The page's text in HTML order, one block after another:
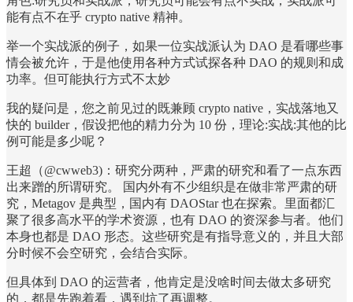
能有点不在乎 crypto native 精神。
举一个实战派的例子，如果一位实战派认为 DAO 是看哪些事
情会被允许，于是他使用各种方式试探各种 DAO 的规则和成
功率。但可能执行方式不太妙
我的疑问是，您之前见过的既兼顾 crypto native，实战落地又
快的 builder，假设把他的精力分为 10 份，理论:实战:其他的比
例可能是多少呢？
王超（@cwweb3)：研究分两种，严肃的研究和看了一点东西
出来蹭的所谓研究。 国内外有不少组织是在做非常严肃的研
究，Metagov 是典型，国内有 DAOStar 也在探索。里面都汇
聚了很多高水平的学术资源，也有 DAO 的资深参与者。他们
本身也都是 DAO 形态。这些研究是有指导意义的，并且大部
分时候不会空研究，会结合实际。
但具体到 DAO 的运营者，他肯定是没啥时间去做太多研究
的，都是先跑着看，遇到坑了再调整。